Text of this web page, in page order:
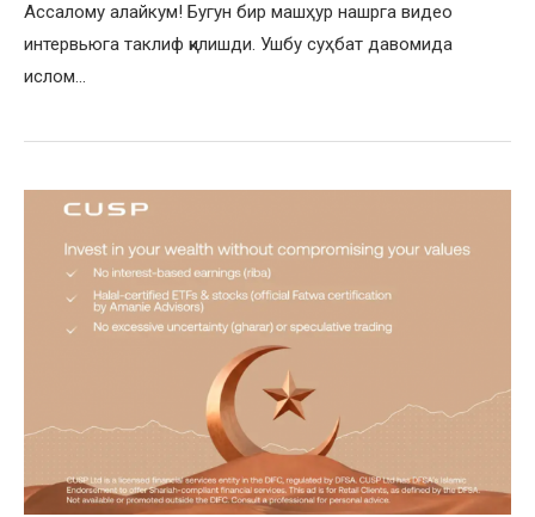
Ассалому алайкум! Бугун бир машҳур нашрга видео
интервьюга таклиф қилишди. Ушбу суҳбат давомида
ислом…